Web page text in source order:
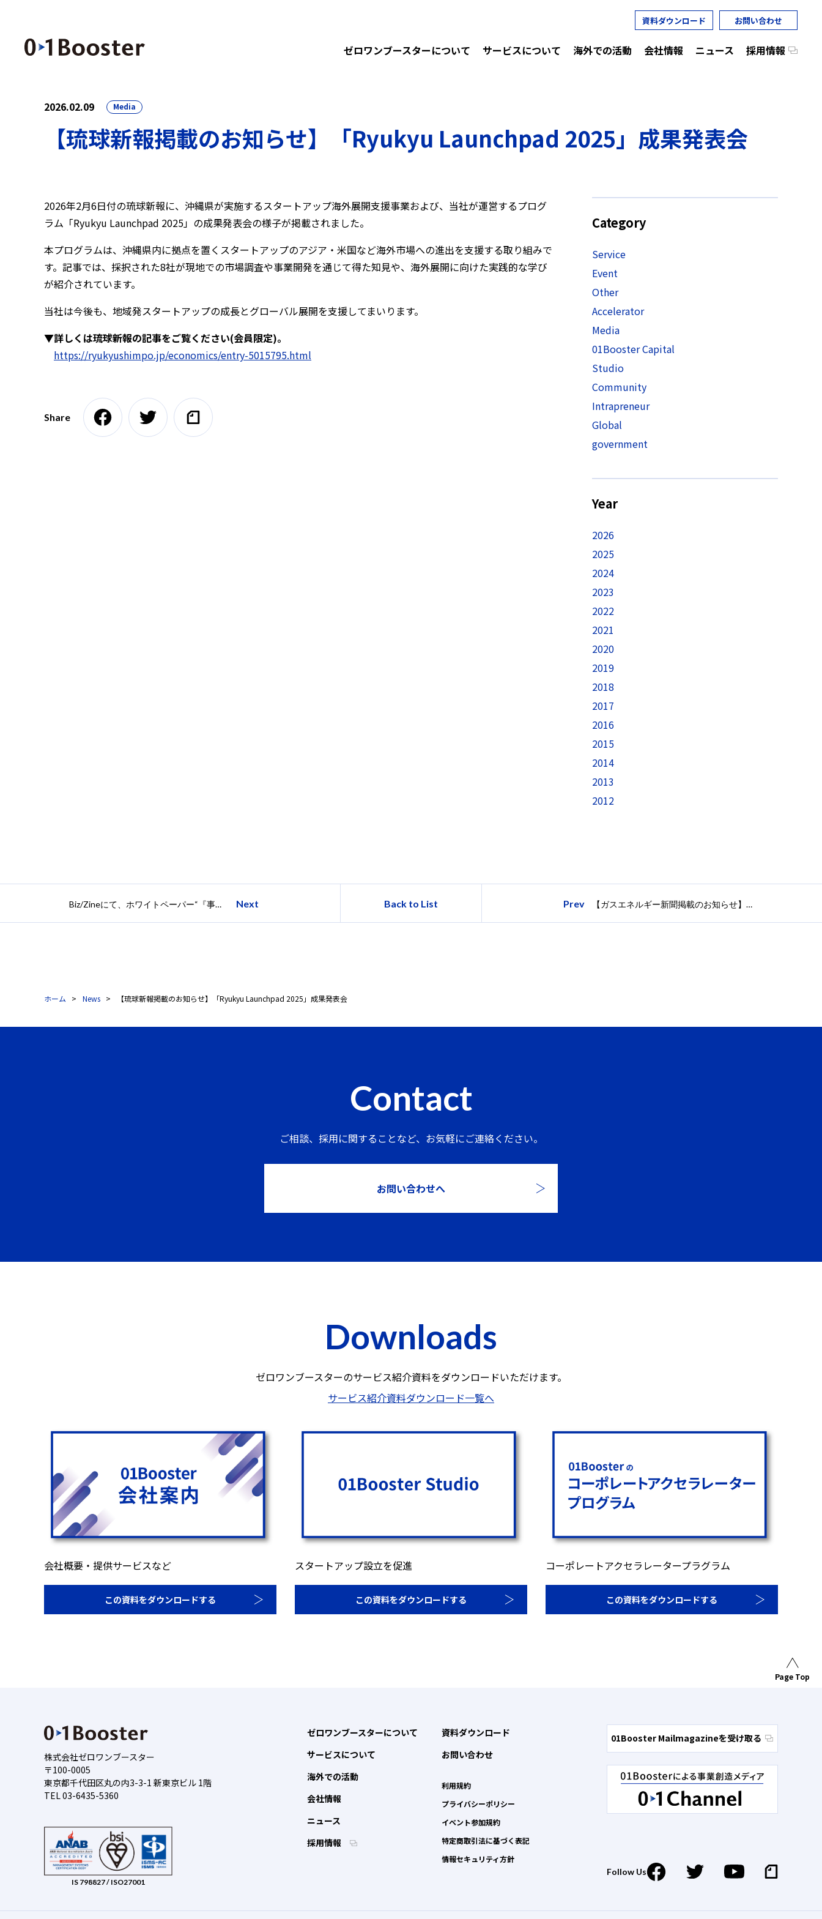
資料ダウンロード お問い合わせ
ゼロワンブースターについて サービスについて 海外での活動 会社情報 ニュース 採用情報
2026.02.09 Media
【琉球新報掲載のお知らせ】「Ryukyu Launchpad 2025」成果発表会
2026年2月6日付の琉球新報に、沖縄県が実施するスタートアップ海外展開支援事業および、当社が運営するプログ
ラム「Ryukyu Launchpad 2025」の成果発表会の様子が掲載されました。
本プログラムは、沖縄県内に拠点を置くスタートアップのアジア・米国など海外市場への進出を支援する取り組みで
す。記事では、採択された8社が現地での市場調査や事業開発を通じて得た知見や、海外展開に向けた実践的な学び
が紹介されています。
当社は今後も、地域発スタートアップの成長とグローバル展開を支援してまいります。
▼詳しくは琉球新報の記事をご覧ください(会員限定)。
https://ryukyushimpo.jp/economics/entry-5015795.html
Share
Category
Service
Event
Other
Accelerator
Media
01Booster Capital
Studio
Community
Intrapreneur
Global
government
Year
2026
2025
2024
2023
2022
2021
2020
2019
2018
2017
2016
2015
2014
2013
2012
Biz/Zineにて、ホワイトペーパー“『事業性のある大きな新規事業』を創る考え方と実践ポイント”公開に関する記事が掲載されました Next Back to List Prev 【ガスエネルギー新聞掲載のお知らせ】日本海ガス絆HDとの共創プログラムの成果発表会を実施
ホーム News 【琉球新報掲載のお知らせ】「Ryukyu Launchpad 2025」成果発表会
Contact
ご相談、採用に関することなど、 お気軽にご連絡ください。
お問い合わせへ
Downloads
ゼロワンブースターのサービス紹介資料をダウンロードいただけます。
サービス紹介資料ダウンロード一覧へ
会社概要・提供サービスなど
この資料をダウンロードする
スタートアップ設立を促進
この資料をダウンロードする
コーポレートアクセラレータープラグラム
この資料をダウンロードする
Page Top
株式会社ゼロワンブースター
〒100-0005
東京都千代田区丸の内3-3-1 新東京ビル 1階
TEL 03-6435-5360
ゼロワンブースターについて
サービスについて
海外での活動
会社情報
ニュース
採用情報
資料ダウンロード
お問い合わせ
利用規約
プライバシーポリシー
イベント参加規約
特定商取引法に基づく表記
情報セキュリティ方針
01Booster Mailmagazineを受け取る
Follow Us
IS 798827 / ISO27001